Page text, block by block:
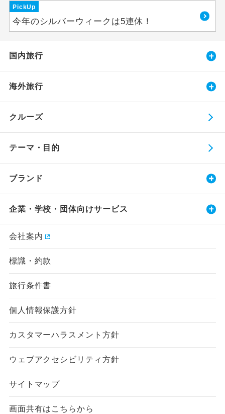
PickUp
今年のシルバーウィークは5連休！
国内旅行
海外旅行
クルーズ
テーマ・目的
ブランド
企業・学校・団体向けサービス
会社案内
標識・約款
旅行条件書
個人情報保護方針
カスタマーハラスメント方針
ウェブアクセシビリティ方針
サイトマップ
画面共有はこちらから